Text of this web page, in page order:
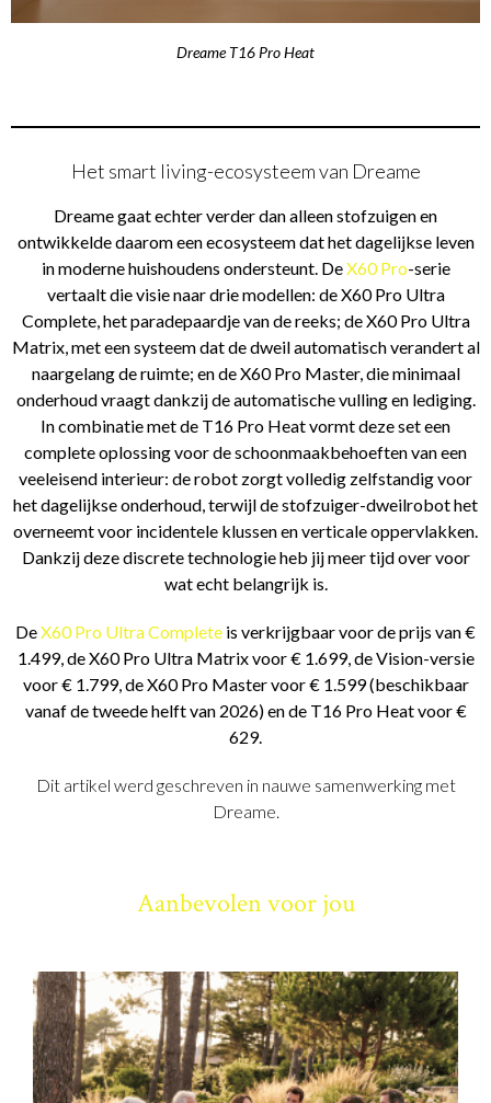
Dreame T16 Pro Heat
Het smart living-ecosysteem van Dreame
Dreame gaat echter verder dan alleen stofzuigen en
ontwikkelde daarom een ecosysteem dat het dagelijkse leven
in moderne huishoudens ondersteunt. DeX60 Pro-serie
vertaalt die visie naar drie modellen: de X60 Pro Ultra
Complete, het paradepaardje van de reeks; de X60 Pro Ultra
Matrix, met een systeem dat de dweil automatisch verandert al
naargelang de ruimte; en de X60 Pro Master, die minimaal
onderhoud vraagt dankzij de automatische vulling en lediging.
In combinatie met de T16 Pro Heat vormt deze set een
complete oplossing voor de schoonmaakbehoeften van een
veeleisend interieur: de robot zorgt volledig zelfstandig voor
het dagelijkse onderhoud, terwijl de stofzuiger-dweilrobot het
overneemt voor incidentele klussen en verticale oppervlakken.
Dankzij deze discrete technologie heb jij meer tijd over voor
wat echt belangrijk is.
DeX60 Pro Ultra Complete is verkrijgbaar voor de prijs van €
1.499, de X60 Pro Ultra Matrix voor € 1.699, de Vision-versie
voor € 1.799, de X60 Pro Master voor € 1.599 (beschikbaar
vanaf de tweede helft van 2026) en de T16 Pro Heat voor €
629.
Dit artikel werd geschreven in nauwe samenwerking met
Dreame.
Aanbevolen voor jou